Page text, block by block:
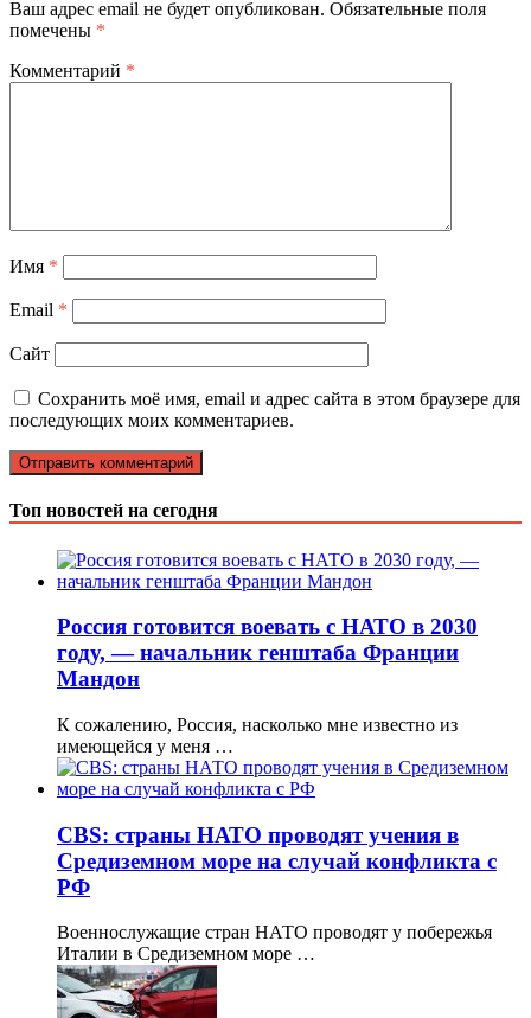
Ваш адрес email не будет опубликован. Обязательные поля
помечены *
Комментарий *
Имя *
Email *
Сайт
Сохранить моё имя, email и адрес сайта в этом браузере для
последующих моих комментариев.
Топ новостей на сегодня
Россия готовится воевать с НАТО в 2030
году, — начальник генштаба Франции
Мандон
К сожалению, Россия, насколько мне известно из
имеющейся у меня …
CBS: страны НАТО проводят учения в
Средиземном море на случай конфликта с
РФ
Военнослужащие стран НАТО проводят у побережья
Италии в Средиземном море …